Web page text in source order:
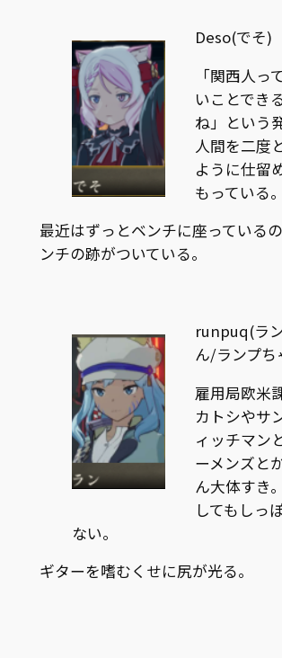
Deso(でそ)
「関西人っ
いことでき
ね」という
人間を二度
ように仕留
もっている。
最近はずっとベンチに座っている
ンチの跡がついている。
runpuq(ラ
ん/ランプち
雇用局欧米
カトシやサ
ィッチマン
ーメンズと
ん大体すき
してもしっ
ない。
ギターを嗜むくせに尻が光る。